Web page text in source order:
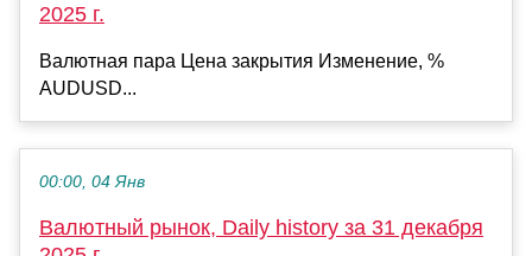
2025 г.
Валютная пара Цена закрытия Изменение, %
AUDUSD...
00:00, 04 Янв
Валютный рынок, Daily history за 31 декабря